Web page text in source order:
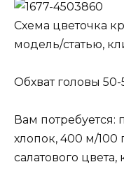
Схема цветочка
модель/статью,
Обхват головы 50-
Вам потребуется:
хлопок, 400 м/100
салатового